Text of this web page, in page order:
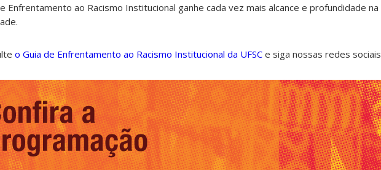
Enfrentamento ao Racismo Institucional ganhe cada vez mais alcance e profundidade na
o Guia de Enfrentamento ao Racismo Institucional da UFSC e siga nossas redes sociais